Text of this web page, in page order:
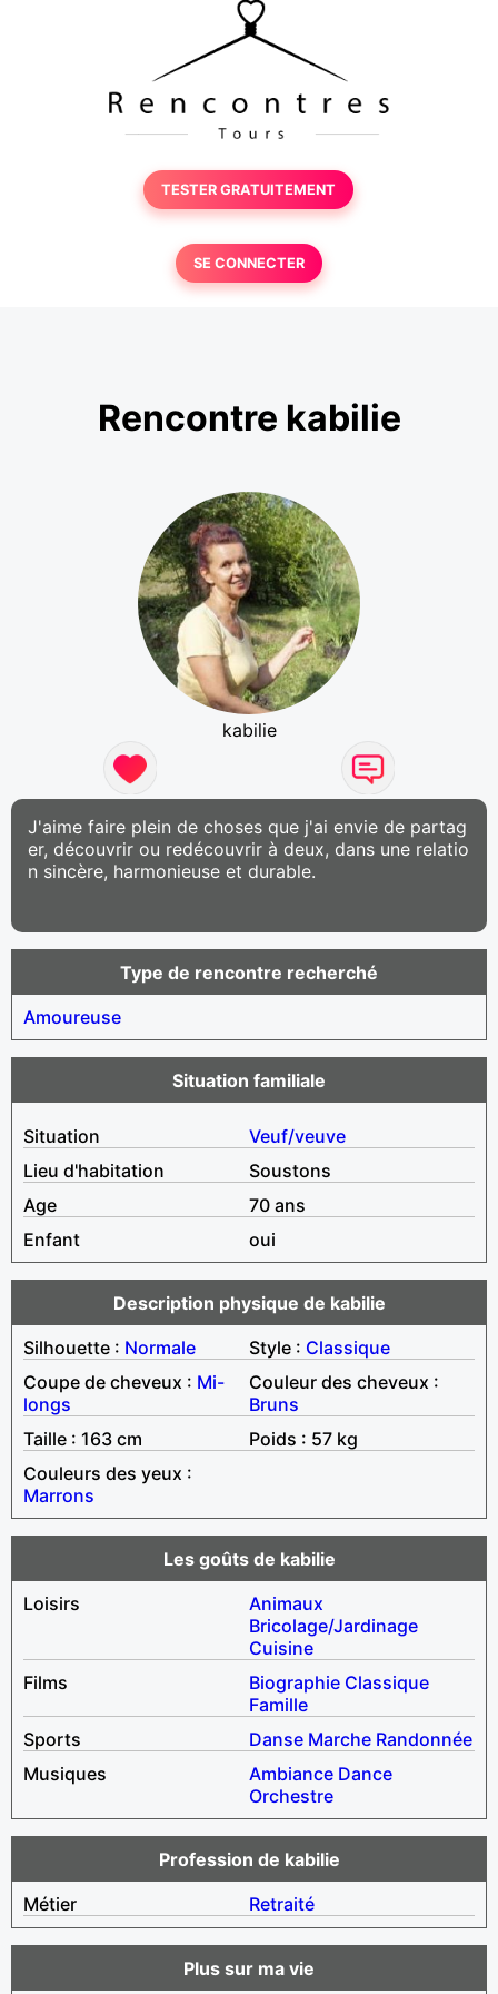
TESTER GRATUITEMENT
SE CONNECTER
Rencontre kabilie
kabilie
J'aime faire plein de choses que j'ai envie de partag
er, découvrir ou redécouvrir à deux, dans une relatio
n sincère, harmonieuse et durable.
Type de rencontre recherché
Amoureuse
Situation familiale
Situation
Veuf/veuve
Lieu d'habitation
Soustons
Age
70 ans
Enfant
oui
Description physique de kabilie
Silhouette : Normale Style : Classique
Coupe de cheveux : Mi-
longs
Couleur des cheveux :
Bruns
Taille : 163 cm
Poids : 57 kg
Couleurs des yeux :
Marrons
Les goûts de kabilie
Loisirs
Animaux
Bricolage/Jardinage
Cuisine
Films
Biographie Classique
Famille
Sports
Danse Marche Randonnée
Musiques
Ambiance Dance
Orchestre
Profession de kabilie
Métier
Retraité
Plus sur ma vie